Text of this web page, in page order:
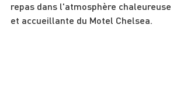
repas dans l'atmosphère chaleureuse
et accueillante du Motel Chelsea.